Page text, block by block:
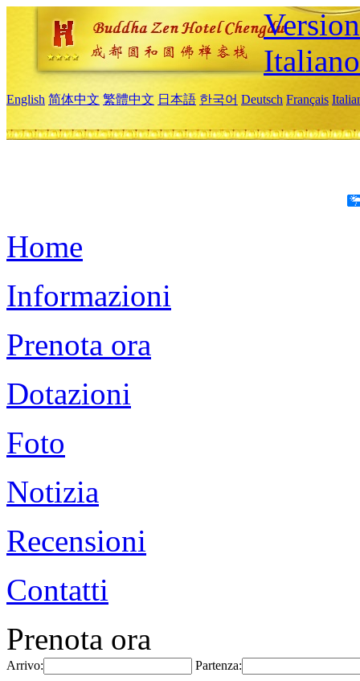
Italiano
English 简体中文 繁體中文 日本語 한국어 Deutsch Français
Home
Informazioni
Prenota ora
Dotazioni
Foto
Notizia
Recensioni
Contatti
Prenota ora
Arrivo: Partenza: